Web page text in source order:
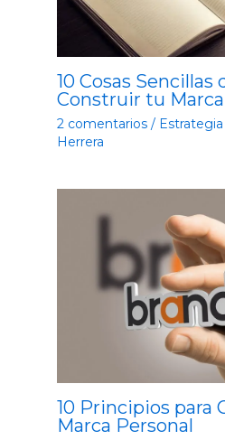
10 Cosas Sencillas
Construir tu
2 comentarios /
Herrera
10 Principios para
Marca Personal